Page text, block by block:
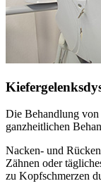
Die Behandlung
ganzheitlichen
Nacken- und
Zähnen oder
zu Kopfschmerzen